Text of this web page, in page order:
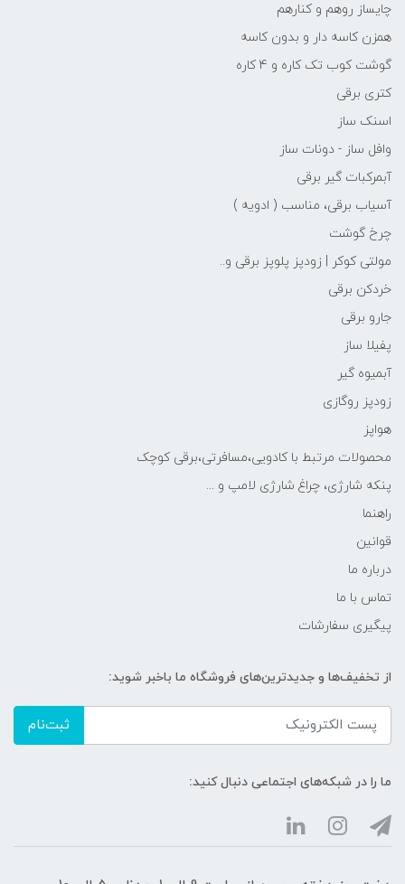
چایساز روهم و کنارهم
همزن کاسه دار و بدون کاسه
گوشت کوب تک کاره و 4 کاره
کتری برقی
اسنک ساز
وافل ساز - دونات ساز
آبمرکبات گیر برقی
آسیاب برقی، مناسب ( ادویه )
چرخ گوشت
مولتی کوکر | زودپز پلوپز برقی و..
خردکن برقی
جارو برقی
پفیلا ساز
آبمیوه گیر
زودپز روگازی
هواپز
محصولات مرتبط با کادویی،مسافرتی،برقی کوچک
پنکه شارژی، چراغ شارژی لامپ و ...
راهنما
قوانین
درباره ما
تماس با ما
پیگیری سفارشات
از تخفیف‌ها و جدیدترین‌های فروشگاه ما باخبر شوید:
ثبت‌نام
ما را در شبکه‌های اجتماعی دنبال کنید: